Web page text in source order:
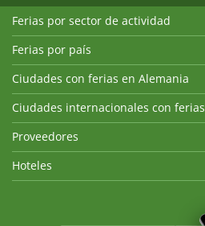
Ferias por sector de actividad
Ferias por país
Ciudades con ferias en Alemania
Ciudades internacionales con ferias
Proveedores
Hoteles